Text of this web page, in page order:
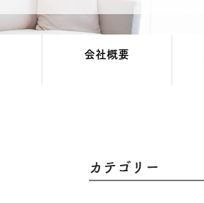
会社概要
カテゴリー